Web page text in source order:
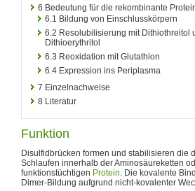
6 Bedeutung für die rekombinante
6.1 Bildung von Einschlusskörpern
6.2 Resolubilisierung mit Dithiothreitol
Dithioerythritol
6.3 Reoxidation mit Glutathion
6.4 Expression ins Periplasma
7 Einzelnachweise
8 Literatur
Funktion
Disulfidbrücken formen und stabilisieren die
Schlaufen innerhalb der Aminosäureketten
funktionstüchtigen Protein. Die kovalente
Dimer-Bildung aufgrund nicht-kovalenter